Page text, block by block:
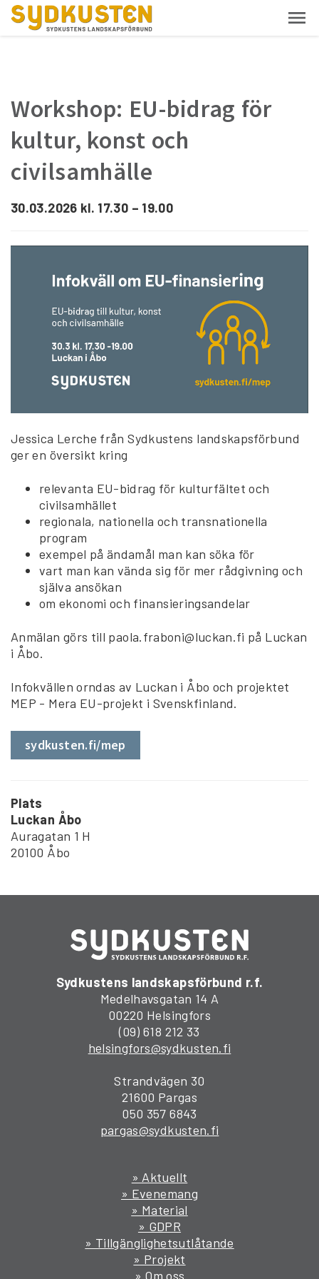
Workshop: EU-bidrag för
kultur, konst och
civilsamhälle
30.03.2026 kl. 17.30 – 19.00
Jessica Lerche från Sydkustens landskapsförbund
ger en översikt kring
relevanta EU-bidrag för kulturfältet och
civilsamhället
regionala, nationella och transnationella
program
exempel på ändamål man kan söka för
vart man kan vända sig för mer rådgivning och
själva ansökan
om ekonomi och finansieringsandelar
Anmälan görs till paola.fraboni@luckan.fi på Luckan
i Åbo.
Infokvällen orndas av Luckan i Åbo och projektet
MEP - Mera EU-projekt i Svenskfinland.
sydkusten.fi/mep
Plats
Luckan Åbo
Auragatan 1 H
20100 Åbo
Sydkustens landskapsförbund r.f.
Medelhavsgatan 14 A
00220 Helsingfors
(09) 618 212 33
helsingfors@sydkusten.fi
Strandvägen 30
21600 Pargas
050 357 6843
pargas@sydkusten.fi
» Aktuellt
» Evenemang
» Material
» GDPR
» Tillgänglighetsutlåtande
» Projekt
» Om oss